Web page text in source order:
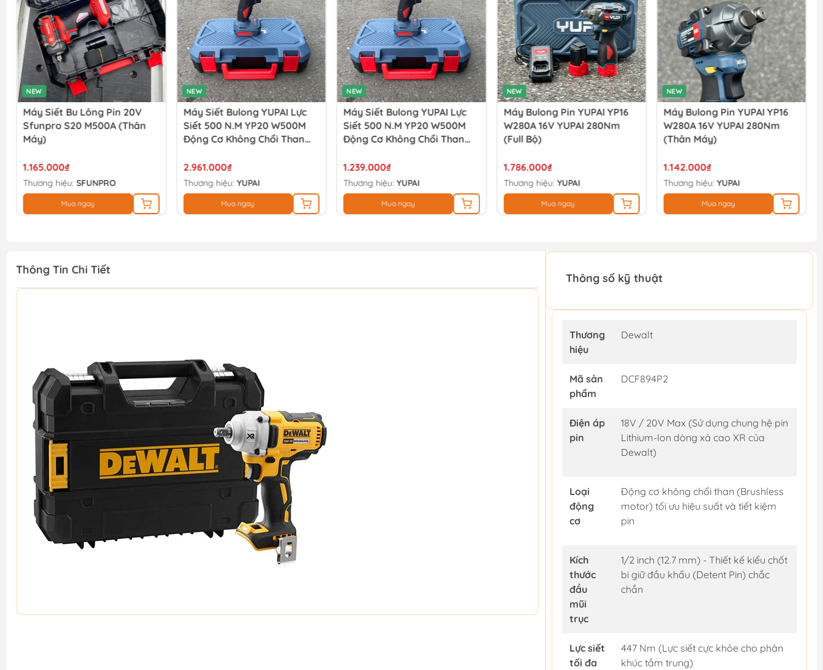
NEW
Máy Siết Bu Lông Pin 20V
Sfunpro S20 M500A (thân
Máy)
1.165.000₫
Thương hiệu: SFUNPRO
Mua ngay
NEW
Máy Siết Bulong YUPAI Lực
Siết 500 N.M YP20 W500M
Động Cơ Không Chổi Than
2.961.000₫
Thương hiệu:YUPAI
Mua ngay
NEW
Máy Siết Bulong YUPAI Lực
Siết 500 N.M YP20 W500M
Động Cơ Không Chổi Than
1.239.000₫
Thương hiệu:YUPAI
Mua ngay
NEW
Máy Bulong Pin YUPAI YP16
W280A 16V YUPAI 280Nm
(full Bộ)
1.786.000₫
Thương hiệu:YUPAI
Mua ngay
NEW
Máy Bulong Pin YUPAI YP16
W280A 16V YUPAI 280Nm
(thân Máy)
1.142.000₫
Thương hiệu:YUPAI
Mua ngay
Thông Tin Chi Tiết
Thông số kỹ thuật
Thương
hiệu
Dewalt
Mã sản
phẩm
DCF894P2
Điện áp
pin
18V / 20V Max (Sử dụng chung hệ pin
Lithium-Ion dòng xả cao XR của
Dewalt)
Loại
động
cơ
Động cơ không chổi than (Brushless
motor) tối ưu hiệu suất và tiết kiệm
pin
Kích
thước
đầu
mũi
trục
1/2 inch (12.7 mm) - Thiết kế kiểu chốt
bi giữ đầu khẩu (Detent Pin) chắc
chắn
Lực siết
tối đa
447 Nm (Lực siết cực khỏe cho phân
khúc tầm trung)